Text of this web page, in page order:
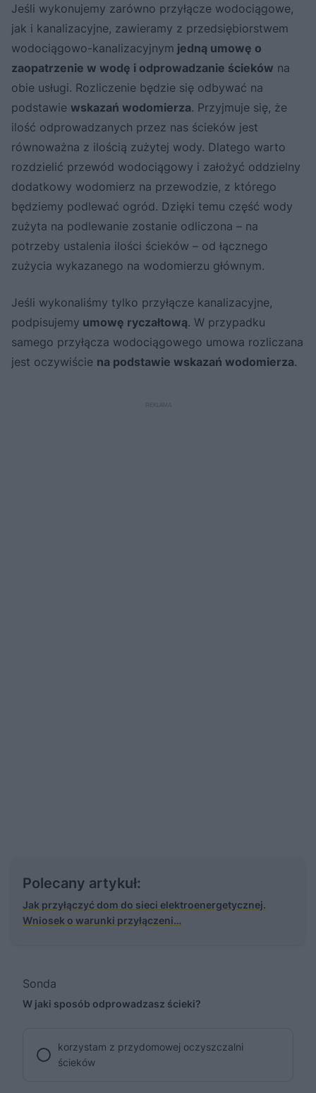
Jeśli wykonujemy zarówno przyłącze wodociągowe,
jak i kanalizacyjne, zawieramy z przedsiębiorstwem
wodociągowo-kanalizacyjnym jedną umowę o
zaopatrzenie w wodę i odprowadzanie ścieków na
obie usługi. Rozliczenie będzie się odbywać na
podstawie wskazań wodomierza. Przyjmuje się, że
ilość odprowadzanych przez nas ścieków jest
równoważna z ilością zużytej wody. Dlatego warto
rozdzielić przewód wodociągowy i założyć oddzielny
dodatkowy wodomierz na przewodzie, z którego
będziemy podlewać ogród. Dzięki temu część wody
zużyta na podlewanie zostanie odliczona – na
potrzeby ustalenia ilości ścieków – od łącznego
zużycia wykazanego na wodomierzu głównym.
Jeśli wykonaliśmy tylko przyłącze kanalizacyjne,
podpisujemy umowę ryczałtową. W przypadku
samego przyłącza wodociągowego umowa rozliczana
jest oczywiście na podstawie wskazań wodomierza.
Polecany artykuł:
Jak przyłączyć dom do sieci elektroenergetycznej.
Wniosek o warunki przyłączeni…
Sonda
W jaki sposób odprowadzasz ścieki?
korzystam z przydomowej oczyszczalni
ścieków